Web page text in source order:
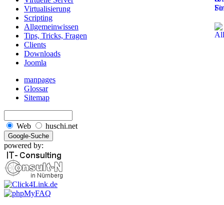
Virtualisierung
Scripting
Allgemeinwissen
Tips, Tricks, Fragen
Clients
Downloads
Joomla
manpages
Glossar
Sitemap
Web huschi.net
powered by: